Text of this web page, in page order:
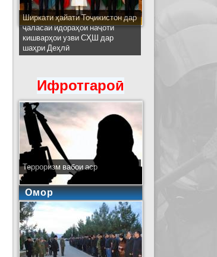
Ширкати ҳайати Тоҷикистон дар
ҷаласаи идораҳои наҷоти
кишварҳои узви СҲШ дар
шаҳри Деҳлӣ
Ифротгароӣ
Терроризм вабои аср
Омор